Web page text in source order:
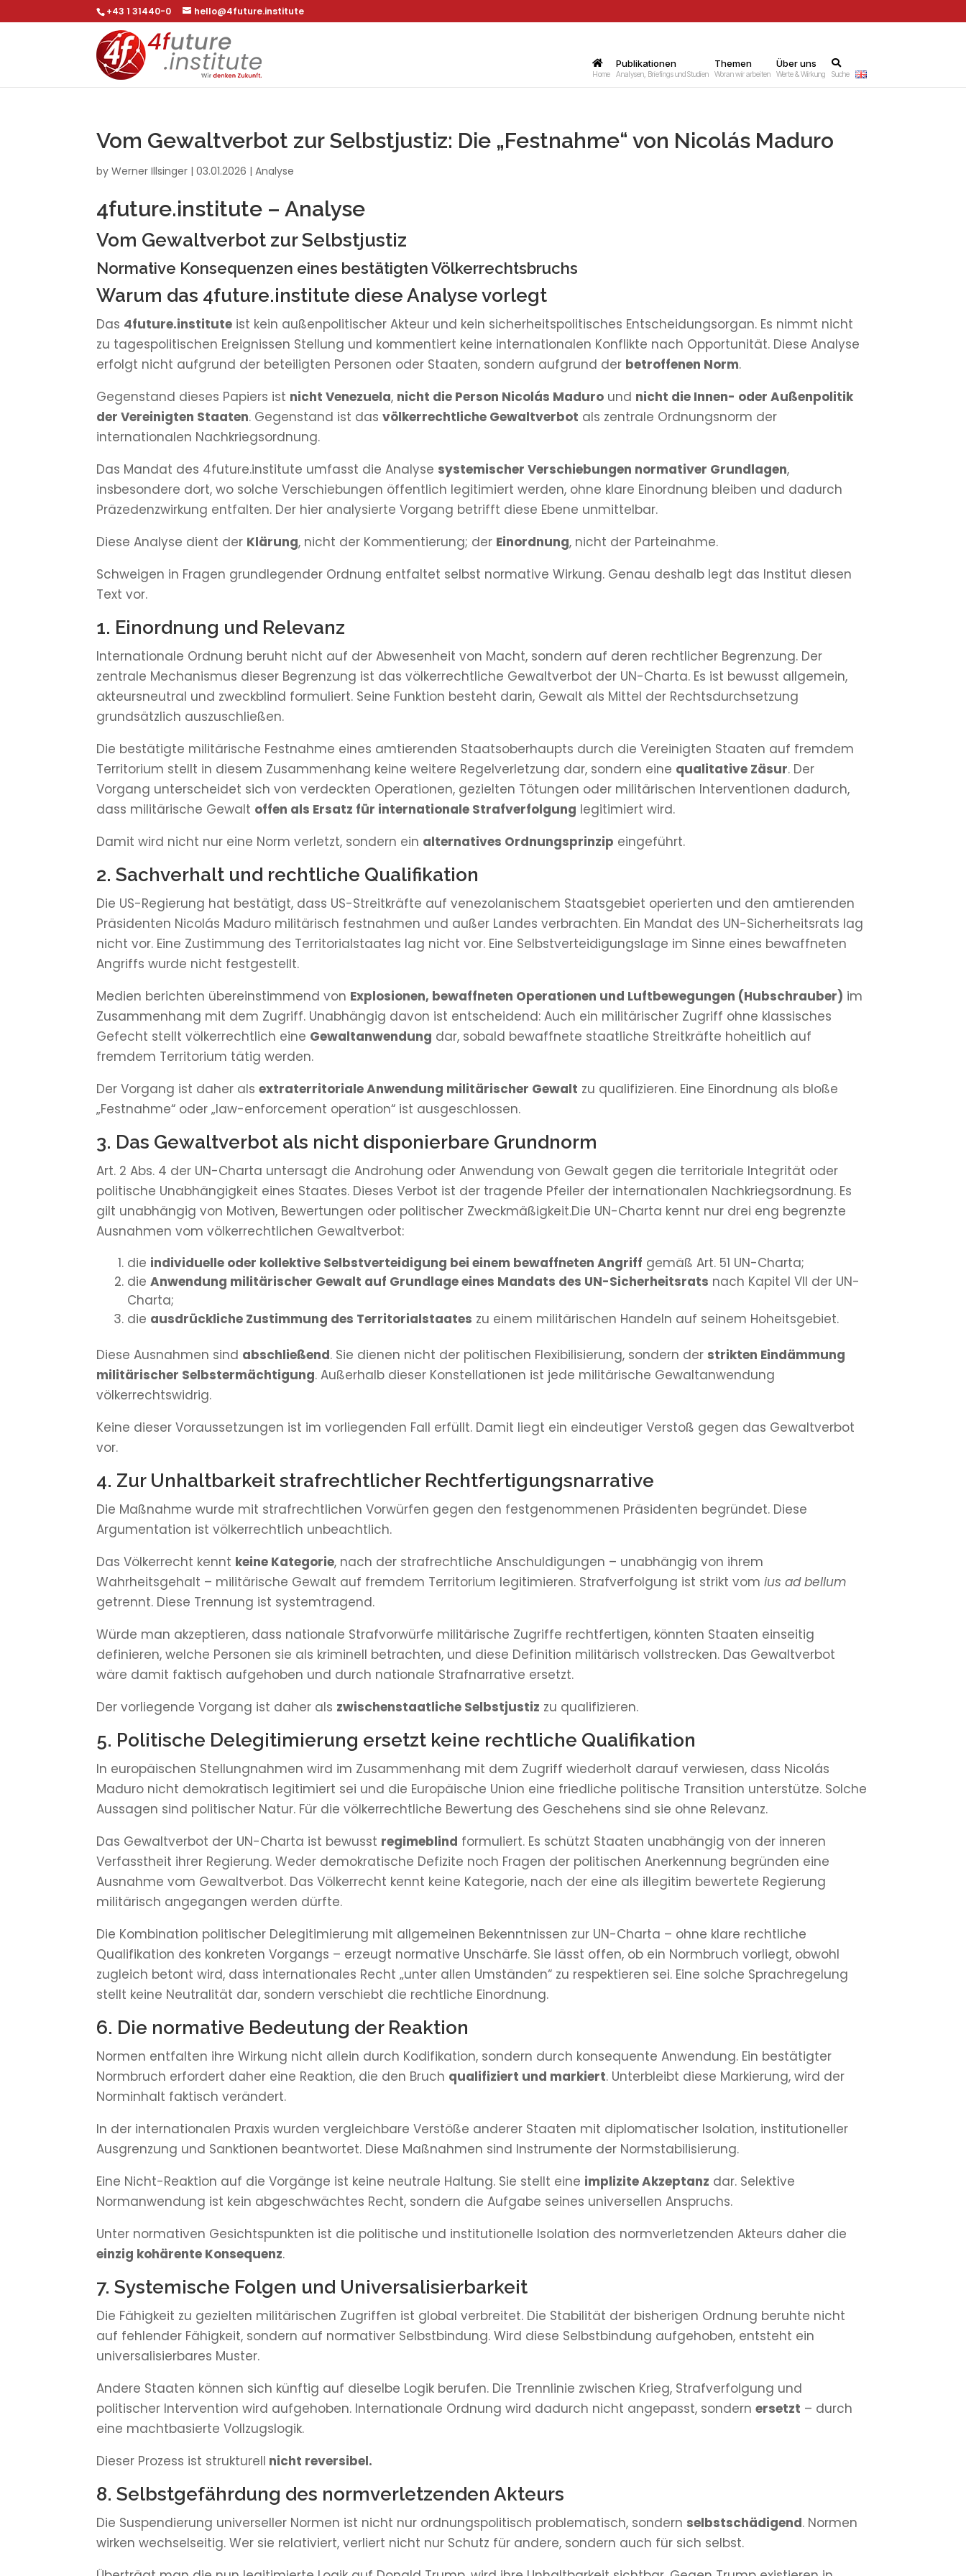
+43 1 31440-0 hello@4future.institute
Home
Publikationen–
Analysen, Briefings und Studien
Themen–
Woran wir arbeiten
Über uns
Werte & Wirkung Suche
Vom Gewaltverbot zur Selbstjustiz: Die „Festnahme“ von Nicolás Maduro
byWerner Illsinger |03.01.2026 |Analyse
4future.institute – Analyse
Vom Gewaltverbot zur Selbstjustiz
Normative Konsequenzen eines bestätigten Völkerrechtsbruchs
Warum das 4future.institute diese Analyse vorlegt
Das 4future.institute ist kein außenpolitischer Akteur und kein sicherheitspolitisches Entscheidungsorgan. Es nimmt nicht
zu tagespolitischen Ereignissen Stellung und kommentiert keine internationalen Konflikte nach Opportunität. Diese Analyse
erfolgt nicht aufgrund der beteiligten Personen oder Staaten, sondern aufgrund der betroffenen Norm.
Gegenstand dieses Papiers ist nicht Venezuela, nicht die Person Nicolás Maduro und nicht die Innen- oder Außenpolitik
der Vereinigten Staaten. Gegenstand ist dasvölkerrechtliche Gewaltverbot als zentrale Ordnungsnorm der
internationalen Nachkriegsordnung.
Das Mandat des 4future.institute umfasst die Analyse systemischer Verschiebungen normativer Grundlagen,
insbesondere dort, wo solche Verschiebungen öffentlich legitimiert werden, ohne klare Einordnung bleiben und dadurch
Präzedenzwirkung entfalten. Der hier analysierte Vorgang betrifft diese Ebene unmittelbar.
Diese Analyse dient der Klärung, nicht der Kommentierung; der Einordnung, nicht der Parteinahme.
Schweigen in Fragen grundlegender Ordnung entfaltet selbst normative Wirkung. Genau deshalb legt das Institut diesen
Text vor.
1. Einordnung und Relevanz
Internationale Ordnung beruht nicht auf der Abwesenheit von Macht, sondern auf deren rechtlicher Begrenzung. Der
zentrale Mechanismus dieser Begrenzung ist das völkerrechtliche Gewaltverbot der UN-Charta. Es ist bewusst allgemein,
akteursneutral und zweckblind formuliert. Seine Funktion besteht darin, Gewalt als Mittel der Rechtsdurchsetzung
grundsätzlich auszuschließen.
Die bestätigte militärische Festnahme eines amtierenden Staatsoberhaupts durch die Vereinigten Staaten auf fremdem
Territorium stellt in diesem Zusammenhang keine weitere Regelverletzung dar, sondern eine qualitative Zäsur. Der
Vorgang unterscheidet sich von verdeckten Operationen, gezielten Tötungen oder militärischen Interventionen dadurch,
dass militärische Gewalt offen als Ersatz für internationale Strafverfolgung legitimiert wird.
Damit wird nicht nur eine Norm verletzt, sondern ein alternatives Ordnungsprinzip eingeführt.
2. Sachverhalt und rechtliche Qualifikation
Die US-Regierung hat bestätigt, dass US-Streitkräfte auf venezolanischem Staatsgebiet operierten und den amtierenden
Präsidenten Nicolás Maduro militärisch festnahmen und außer Landes verbrachten. Ein Mandat des UN-Sicherheitsrats lag
nicht vor. Eine Zustimmung des Territorialstaates lag nicht vor. Eine Selbstverteidigungslage im Sinne eines bewaffneten
Angriffs wurde nicht festgestellt.
Medien berichten übereinstimmend von Explosionen, bewaffneten Operationen und Luftbewegungen (Hubschrauber) im
Zusammenhang mit dem Zugriff. Unabhängig davon ist entscheidend: Auch ein militärischer Zugriff ohne klassisches
Gefecht stellt völkerrechtlich eine Gewaltanwendung dar, sobald bewaffnete staatliche Streitkräfte hoheitlich auf
fremdem Territorium tätig werden.
Der Vorgang ist daher alsextraterritoriale Anwendung militärischer Gewalt zu qualifizieren. Eine Einordnung als bloße
„Festnahme“ oder „law-enforcement operation“ ist ausgeschlossen.
3. Das Gewaltverbot als nicht disponierbare Grundnorm
Art. 2 Abs. 4 der UN-Charta untersagt die Androhung oder Anwendung von Gewalt gegen die territoriale Integrität oder
politische Unabhängigkeit eines Staates. Dieses Verbot ist der tragende Pfeiler der internationalen Nachkriegsordnung. Es
gilt unabhängig von Motiven, Bewertungen oder politischer Zweckmäßigkeit.Die UN-Charta kennt nur drei eng begrenzte
Ausnahmen vom völkerrechtlichen Gewaltverbot:
die individuelle oder kollektive Selbstverteidigung bei einem bewaffneten Angriff gemäß Art. 51 UN-Charta;
die Anwendung militärischer Gewalt auf Grundlage eines Mandats des UN-Sicherheitsrats nach Kapitel VII der UN-
Charta;
die ausdrückliche Zustimmung des Territorialstaates zu einem militärischen Handeln auf seinem Hoheitsgebiet.
Diese Ausnahmen sind abschließend. Sie dienen nicht der politischen Flexibilisierung, sondern der strikten Eindämmung
militärischer Selbstermächtigung. Außerhalb dieser Konstellationen ist jede militärische Gewaltanwendung
völkerrechtswidrig.
Keine dieser Voraussetzungen ist im vorliegenden Fall erfüllt. Damit liegt ein eindeutiger Verstoß gegen das Gewaltverbot
vor.
4. Zur Unhaltbarkeit strafrechtlicher Rechtfertigungsnarrative
Die Maßnahme wurde mit strafrechtlichen Vorwürfen gegen den festgenommenen Präsidenten begründet. Diese
Argumentation ist völkerrechtlich unbeachtlich.
Das Völkerrecht kennt keine Kategorie, nach der strafrechtliche Anschuldigungen – unabhängig von ihrem
Wahrheitsgehalt – militärische Gewalt auf fremdem Territorium legitimieren. Strafverfolgung ist strikt vomius ad bellum
getrennt. Diese Trennung ist systemtragend.
Würde man akzeptieren, dass nationale Strafvorwürfe militärische Zugriffe rechtfertigen, könnten Staaten einseitig
definieren, welche Personen sie als kriminell betrachten, und diese Definition militärisch vollstrecken. Das Gewaltverbot
wäre damit faktisch aufgehoben und durch nationale Strafnarrative ersetzt.
Der vorliegende Vorgang ist daher als zwischenstaatliche Selbstjustiz zu qualifizieren.
5. Politische Delegitimierung ersetzt keine rechtliche Qualifikation
In europäischen Stellungnahmen wird im Zusammenhang mit dem Zugriff wiederholt darauf verwiesen, dass Nicolás
Maduro nicht demokratisch legitimiert sei und die Europäische Union eine friedliche politische Transition unterstütze. Solche
Aussagen sind politischer Natur. Für die völkerrechtliche Bewertung des Geschehens sind sie ohne Relevanz.
Das Gewaltverbot der UN-Charta ist bewusst regimeblind formuliert. Es schützt Staaten unabhängig von der inneren
Verfasstheit ihrer Regierung. Weder demokratische Defizite noch Fragen der politischen Anerkennung begründen eine
Ausnahme vom Gewaltverbot. Das Völkerrecht kennt keine Kategorie, nach der eine als illegitim bewertete Regierung
militärisch angegangen werden dürfte.
Die Kombination politischer Delegitimierung mit allgemeinen Bekenntnissen zur UN-Charta – ohne klare rechtliche
Qualifikation des konkreten Vorgangs – erzeugt normative Unschärfe. Sie lässt offen, ob ein Normbruch vorliegt, obwohl
zugleich betont wird, dass internationales Recht „unter allen Umständen“ zu respektieren sei. Eine solche Sprachregelung
stellt keine Neutralität dar, sondern verschiebt die rechtliche Einordnung.
6. Die normative Bedeutung der Reaktion
Normen entfalten ihre Wirkung nicht allein durch Kodifikation, sondern durch konsequente Anwendung. Ein bestätigter
Normbruch erfordert daher eine Reaktion, die den Bruch qualifiziert und markiert. Unterbleibt diese Markierung, wird der
Norminhalt faktisch verändert.
In der internationalen Praxis wurden vergleichbare Verstöße anderer Staaten mit diplomatischer Isolation, institutioneller
Ausgrenzung und Sanktionen beantwortet. Diese Maßnahmen sind Instrumente der Normstabilisierung.
Eine Nicht-Reaktion auf die Vorgänge ist keine neutrale Haltung. Sie stellt eine implizite Akzeptanz dar. Selektive
Normanwendung ist kein abgeschwächtes Recht, sondern die Aufgabe seines universellen Anspruchs.
Unter normativen Gesichtspunkten ist die politische und institutionelle Isolation des normverletzenden Akteurs daher die
einzig kohärente Konsequenz.
7. Systemische Folgen und Universalisierbarkeit
Die Fähigkeit zu gezielten militärischen Zugriffen ist global verbreitet. Die Stabilität der bisherigen Ordnung beruhte nicht
auf fehlender Fähigkeit, sondern auf normativer Selbstbindung. Wird diese Selbstbindung aufgehoben, entsteht ein
universalisierbares Muster.
Andere Staaten können sich künftig auf dieselbe Logik berufen. Die Trennlinie zwischen Krieg, Strafverfolgung und
politischer Intervention wird aufgehoben. Internationale Ordnung wird dadurch nicht angepasst, sondernersetzt – durch
eine machtbasierte Vollzugslogik.
Dieser Prozess ist strukturell nicht reversibel.
8. Selbstgefährdung des normverletzenden Akteurs
Die Suspendierung universeller Normen ist nicht nur ordnungspolitisch problematisch, sondern selbstschädigend. Normen
wirken wechselseitig. Wer sie relativiert, verliert nicht nur Schutz für andere, sondern auch für sich selbst.